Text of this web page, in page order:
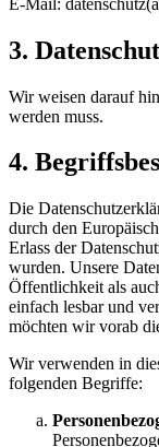
3.
Wir weisen darauf
werden muss.
4.
Die
durch den
Erlass der
wurden. Unsere
Öffentlichkeit als
einfach lesbar und
möchten wir vorab
Wir verwenden in
folgenden Begriffe: